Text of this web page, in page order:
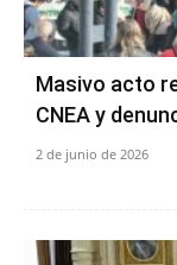
Masivo acto
CNEA y
2 de junio de 2026